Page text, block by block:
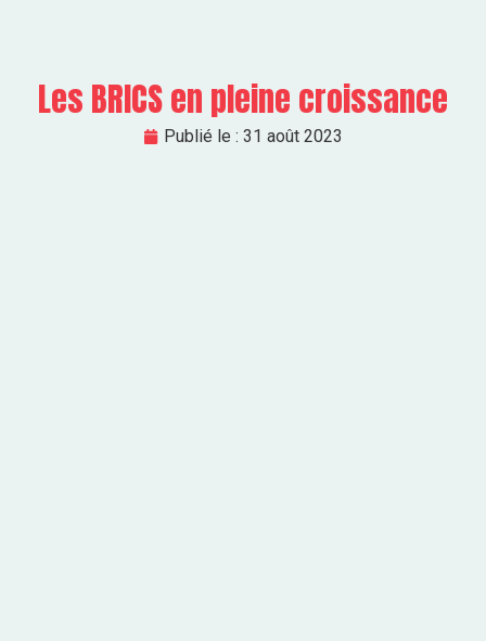
Les BRICS en pleine croissance
Publié le : 31 août 2023